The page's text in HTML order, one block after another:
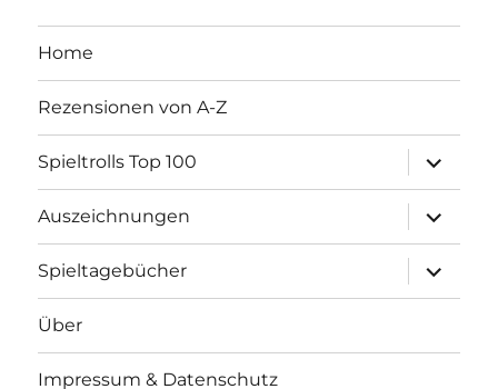
Home
Rezensionen von A-Z
Spieltrolls Top 100
öffnen
Auszeichnungen
öffnen
Spieltagebücher
öffnen
Über
Impressum & Datenschutz